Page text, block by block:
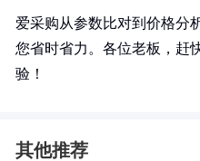
爱采购从参数比对到价格分
您省时省力。各位老板，赶
验！
其他推荐